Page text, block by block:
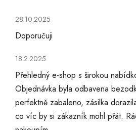
Hodnocení obchodu je 5 z 5
28.10.2025
Doporučuji
Hodnocení obchodu je 5 z 5
18.2.2025
Přehledný e-shop s širokou
Objednávka byla odbavena
perfektně zabaleno, zásilka
co víc by si zákazník mohl přát.